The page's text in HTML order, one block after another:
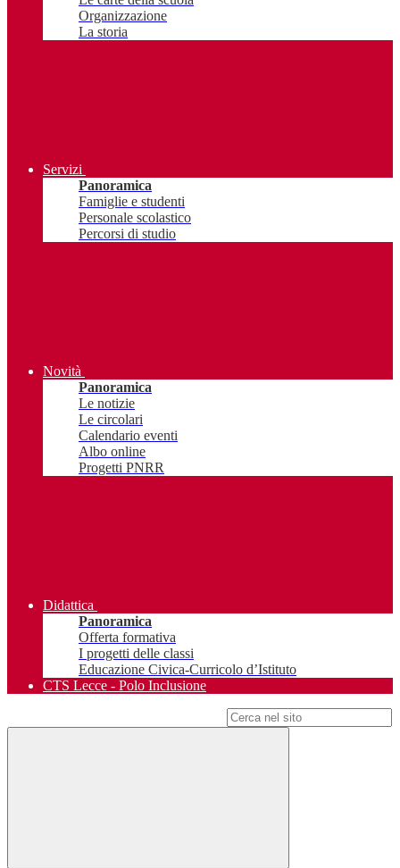
Organizzazione
La storia
Servizi
Panoramica
Famiglie e studenti
Personale scolastico
Percorsi di studio
Novità
Panoramica
Le notizie
Le circolari
Calendario eventi
Albo online
Progetti PNRR
Didattica
Panoramica
Offerta formativa
I progetti delle classi
Educazione Civica-Curricolo d’Istituto
CTS Lecce - Polo Inclusione